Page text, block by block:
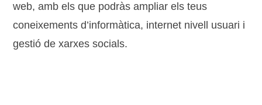
web, amb els que podràs ampliar els teus
coneixements d’informàtica, internet nivell usuari i
gestió de xarxes socials.